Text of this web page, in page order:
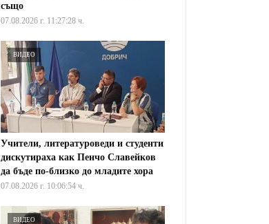
също
07.08.2026 г. 11:27:28 ч.
ВИДЕО
Учители, литературоведи и студенти
дискутираха как Пенчо Славейков
да бъде по-близко до младите хора
07.08.2026 г. 10:06:54 ч.
ВИДЕО